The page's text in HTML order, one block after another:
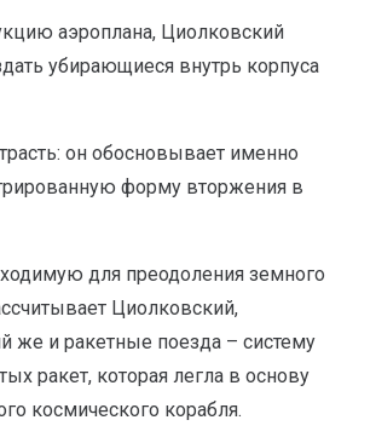
аэроплана, Циолковский
убирающиеся внутрь корпуса
он обосновывает именно
форму вторжения в
для преодоления земного
Циолковский,
же и ракетные поезда – систему
ракет, которая легла в основу
космического корабля.